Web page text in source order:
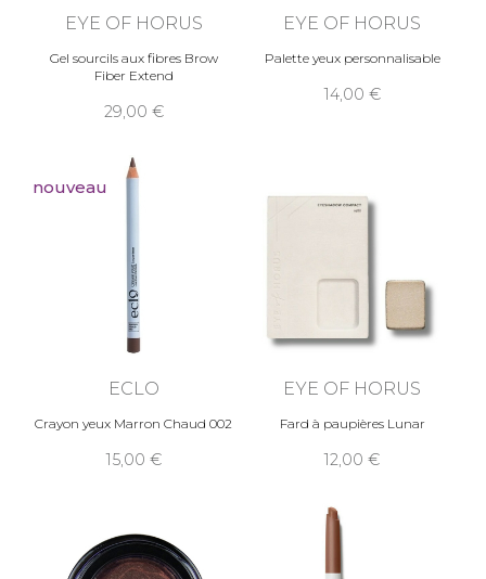
EYE OF HORUS
Gel sourcils aux fibres Brow
Fiber Extend
29,00
EYE OF HORUS
Palette yeux personnalisable
14,00
nouveau
ECLO
Crayon yeux Marron Chaud 002
15,00
EYE OF HORUS
Fard à paupières Lunar
12,00